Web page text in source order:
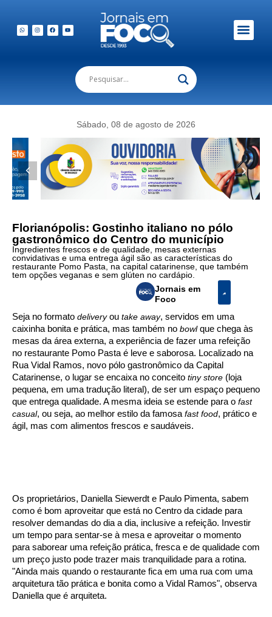
Sábado, 08 de agosto de 2026
Florianópolis: Gostinho italiano no pólo
gastronômico do Centro do município
Ingredientes frescos e de qualidade, mesas externas
convidativas e uma entrega ágil são as características do
restaurante Pomo Pasta, na capital catarinense, que também
tem opções veganas e sem glúten no cardápio.
Jornais em
Foco
Seja no formato deliveryou take away, servidos em uma
caixinha bonita e prática, mas também no bowlque chega às
mesas da área externa, a experiência de fazer uma refeição
no restaurante Pomo Pasta é leve e saborosa. Localizado na
Rua Vidal Ramos, novo pólo gastronômico da Capital
Catarinense, o lugar se encaixa no conceito tiny store (loja
pequena, em uma tradução literal), de ser um espaço pequeno
que entrega qualidade. A mesma ideia se estende para o fast
casual, ou seja, ao melhor estilo da famosa fast food, prático e
ágil, mas com alimentos frescos e saudáveis.
Os proprietários, Daniella Siewerdt e Paulo Pimenta, sabem
como é bom aproveitar que está no Centro da cidade para
resolver demandas do dia a dia, inclusive a refeição. Investir
um tempo para sentar-se à mesa e aproveitar o momento
para saborear uma refeição prática, fresca e de qualidade com
um preço justo pode trazer mais tranquilidade para a rotina.
"Ainda mais quando o restaurante fica em uma rua com uma
arquitetura tão prática e bonita como a Vidal Ramos", observa
Daniella que é arquiteta.